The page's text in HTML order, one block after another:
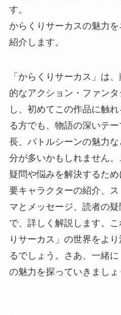
す。
からくりサーカスの魅力
紹介します。
「からくりサーカス」は
的なアクション・ファン
し、初めてこの作品に触
る方でも、物語の深いテ
長、バトルシーンの魅力
分が多いかもしれません
疑問や悩みを解決するた
要キャラクターの紹介、
マとメッセージ、読者の
で、詳しく解説します。
りサーカス」の世界をよ
るでしょう。さあ、一緒に
の魅力を探っていきましょ